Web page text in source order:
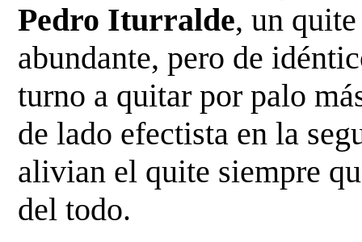
Pedro Iturralde, un
abundante, pero de
turno a quitar por palo
de lado efectista en la
alivian el quite siempre
del todo.